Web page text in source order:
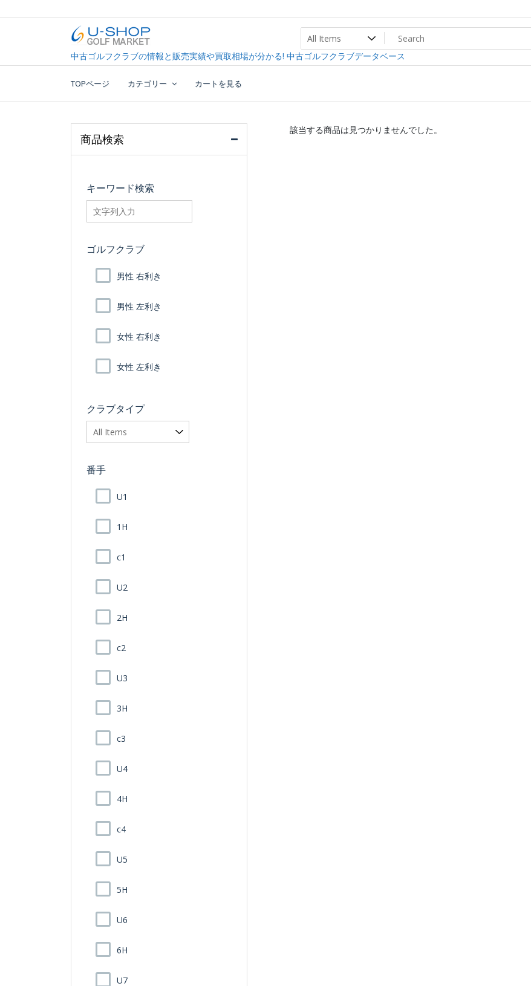
to
U-SHOP Golf Market dev
中古ゴルフクラブ最大級！U-SHOPゴルフマーケット
中古ゴルフクラブの情報と販売実績や買取相場が分かる! 中古ゴルフクラブデータベース
TOPページ カテゴリー カートを見る
該当する商品は見つかりませんでした。
商品検索
キーワード検索
searchfilter_pro
ゴルフクラブ
男性 右利き
男性 左利き
女性 右利き
女性 左利き
クラブタイプ
番手
U1
1H
c1
U2
2H
c2
U3
3H
c3
U4
4H
c4
U5
5H
U6
6H
U7